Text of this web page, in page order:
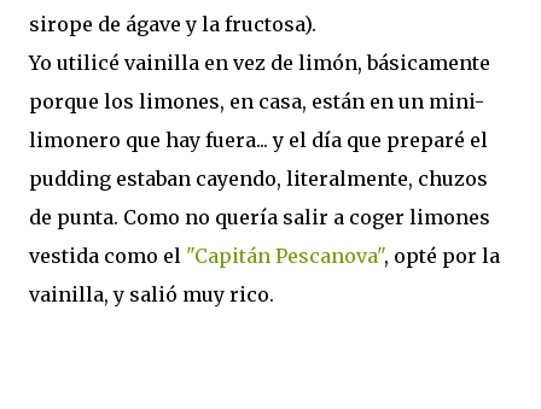
sirope de ágave y la fructosa).
Yo utilicé vainilla en vez de limón, básicamente
porque los limones, en casa, están en un mini-
limonero que hay fuera... y el día que preparé el
pudding estaban cayendo, literalmente, chuzos
de punta. Como no quería salir a coger limones
vestida como el "Capitán Pescanova", opté por la
vainilla, y salió muy rico.